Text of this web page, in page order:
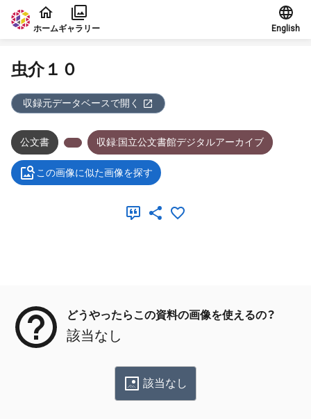
本文に飛ぶ
ホームギャラリー English
虫介１０
収録元データベースで開く
公文書 収録:国立公文書館デジタルアーカイブ
この画像に似た画像を探す
どうやったらこの資料の画像を使えるの？
該当なし
該当なし